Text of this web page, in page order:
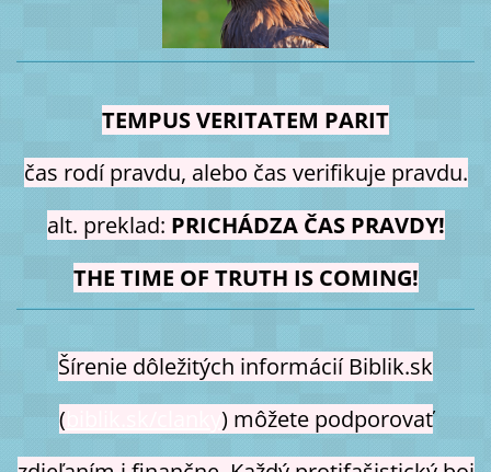
TEMPUS VERITATEM PARIT
čas rodí pravdu, alebo čas verifikuje pravdu.
alt. preklad: PRICHÁDZA ČAS PRAVDY!
THE TIME OF TRUTH IS COMING!
Šírenie dôležitých informácií Biblik.sk
(
) môžete podporovať